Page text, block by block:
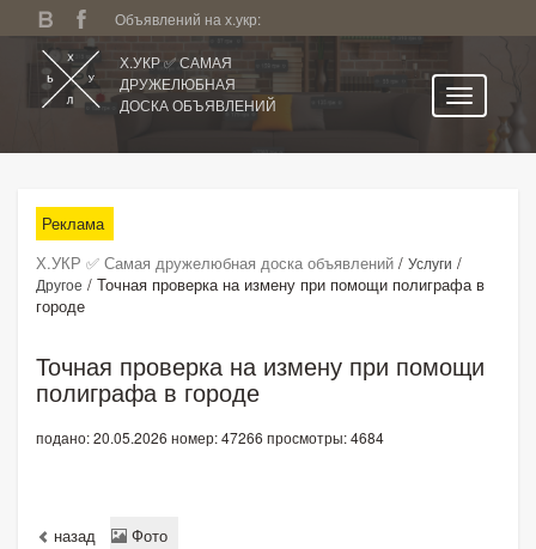
Объявлений на х.укр:
Х.УКР ✅ САМАЯ
ДРУЖЕЛЮБНАЯ
ДОСКА ОБЪЯВЛЕНИЙ
Все регионы
Категории
Избранное
Личный кабинет
Поиск по сайту
Подать объявление
Реклама
Х.УКР ✅ Самая дружелюбная доска объявлений / Услуги /
Другое / Точная проверка на измену при помощи полиграфа в
городе
Точная проверка на измену при помощи
полиграфа в городе
подано: 20.05.2026 номер: 47266 просмотры: 4684
назад Фото